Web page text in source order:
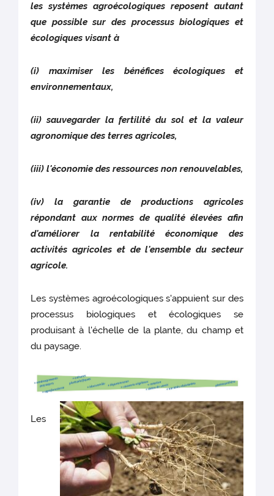
les systèmes agroécologiques reposent autant
que possible sur des processus biologiques et
écologiques visant à
(i) maximiser les bénéfices écologiques et
environnementaux,
(ii) sauvegarder la fertilité du sol et la valeur
agronomique des terres agricoles,
(iii) l'économie des ressources non renouvelables,
(iv) la garantie de productions agricoles
répondant aux normes de qualité élevées afin
d'améliorer la rentabilité économique des
activités agricoles et de l'ensemble du secteur
agricole.
Les systèmes agroécologiques s'appuient sur des
processus biologiques et écologiques se
produisant à l'échelle de la plante, du champ et
du paysage.
Les